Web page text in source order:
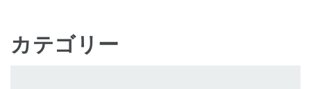
カテゴリー